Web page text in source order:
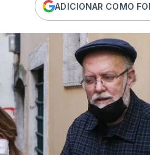
ADICIONAR COMO